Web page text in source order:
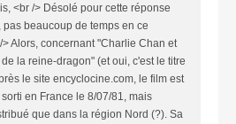
<br /> Désolé pour cette réponse
pas beaucoup de temps en ce
> Alors, concernant "Charlie Chan et
la reine-dragon" (et oui, c'est le titre
le site encyclocine.com, le film est
en France le 8/07/81, mais
que dans la région Nord (?). Sa